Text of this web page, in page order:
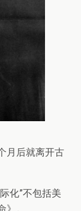
月后就离开古
化”不包括美